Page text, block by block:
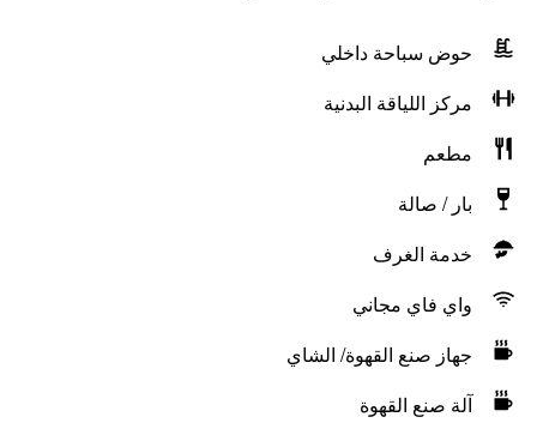
حوض سباحة داخلي
مركز اللياقة البدنية
مطعم
بار / صالة
خدمة الغرف
واي فاي مجاني
جهاز صنع القهوة/ الشاي
آلة صنع القهوة